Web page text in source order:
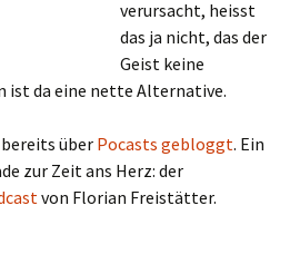
verursacht, heisst
das ja nicht, das der
Geist keine
ist da eine nette Alternative.
über Pocasts gebloggt. Ein
zur Zeit ans Herz: der
von Florian Freistätter.